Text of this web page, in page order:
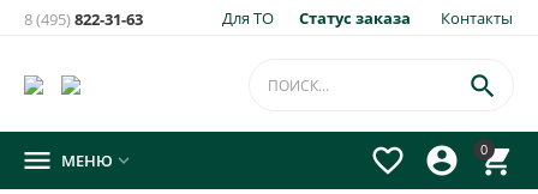
Для ТО Статус заказа Контакты
8 (495)822-31-63
0




 МЕНЮ 
товара:
×
Колодка задняя левая с длинной накладкой без рычагов
для УАЗ Патриот с колесным стояночным тормозом (ОАО